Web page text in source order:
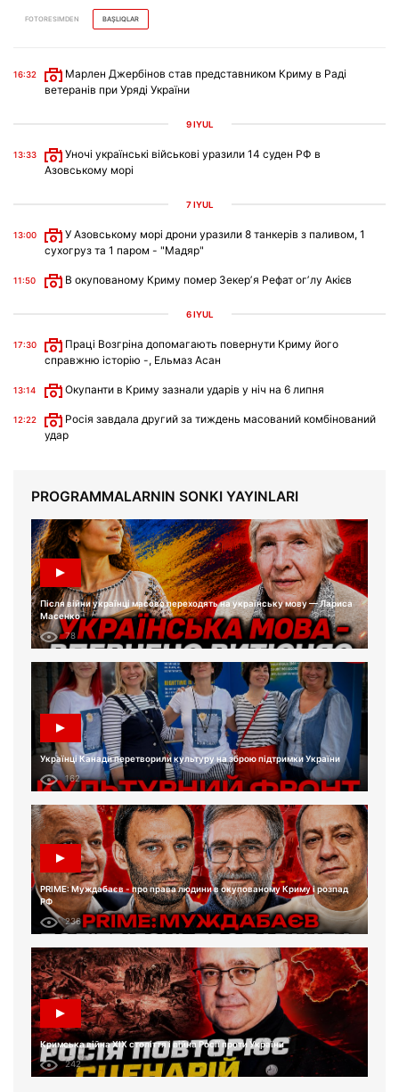
FOTORESIMDEN BAŞLIQLAR
16:32
Марлен Джербінов став представником Криму в Раді
ветеранів при Уряді України
9 IYÜL
13:33
Уночі українські військові уразили 14 суден РФ в
Азовському морі
7 IYÜL
13:00
У Азовському морі дрони уразили 8 танкерів з паливом, 1
сухогруз та 1 паром - "Мадяр"
11:50 В окупованому Криму помер Зекерʼя Рефат огʼлу Акієв
6 IYÜL
17:30
Праці Возгріна допомагають повернути Криму його
справжню історію -, Ельмаз Асан
13:14 Окупанти в Криму зазнали ударів у ніч на 6 липня
12:22
Росія завдала другий за тиждень масований комбінований
удар
PROGRAMMALARNIN SONKI YAYINLARI
Після війни українці масово переходять на українську мову — Лариса
Масенко
78
Українці Канади перетворили культуру на зброю підтримки України
162
PRIME: Муждабаєв - про права людини в окупованому Криму і розпад
РФ
236
Кримська війна XIX століття і війна Росії проти України
242